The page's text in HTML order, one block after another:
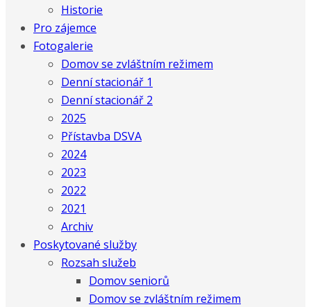
Historie
Pro zájemce
Fotogalerie
Domov se zvláštním režimem
Denní stacionář 1
Denní stacionář 2
2025
Přístavba DSVA
2024
2023
2022
2021
Archiv
Poskytované služby
Rozsah služeb
Domov seniorů
Domov se zvláštním režimem